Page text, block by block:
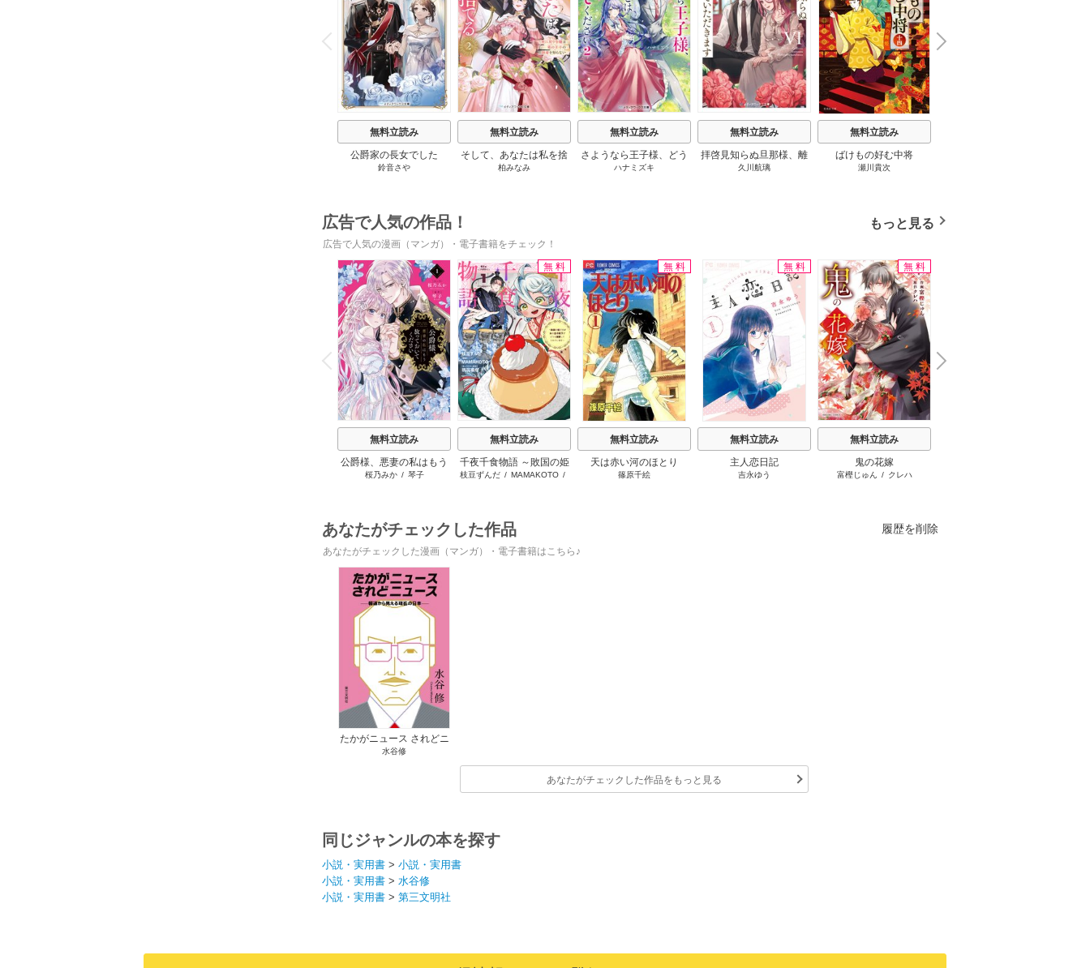
P
r
e
v
i
o
u
s
無料立読み
公爵家の長女でした
鈴音さや
無料立読み
そして、あなたは私を捨
てる
柏みなみ
無料立読み
さようなら王子様、どう
か私のことは忘れてくだ
ハナミズキ
無料立読み
拝啓見知らぬ旦那様、離
婚していただきます
久川航璃
無料立読み
ばけもの好む中将
瀬川貴次
N
e
x
t
広告で人気の作品！ もっと見る
広告で人気の漫画（マンガ）・電子書籍をチェック！
P
r
e
v
i
o
u
s
無料立読み
公爵様、悪妻の私はもう
放っておいてください
桜乃みか/ 琴子
無料
無料立読み
千夜千食物語 ～敗国の姫
ですが氷の皇子殿下がど
枝豆ずんだ/ MAMAKOTO/
無料
無料立読み
天は赤い河のほとり
篠原千絵
無料
無料立読み
主人恋日記
吉永ゆう
無料
無料立読み
鬼の花嫁
富樫じゅん / クレハ
N
e
x
t
あなたがチェックした作品 履歴を削除
あなたがチェックした漫画（マンガ）・電子書籍はこちら♪
たかがニュース されどニ
ュース
水谷修
あなたがチェックした作品をもっと見る
同じジャンルの本を探す
小説・実用書 > 小説・実用書
小説・実用書 > 水谷修
小説・実用書 > 第三文明社